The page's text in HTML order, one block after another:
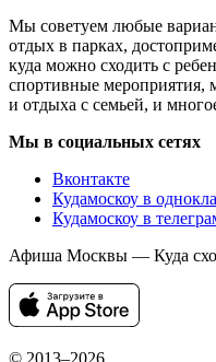
Мы советуем любые
отдых в парках,
куда можно сходить с
спортивные мероприятия,
и отдыха с семьей, и
Мы в социальных сетях
Вконтакте
Кудамоскоу в
Кудамоскоу в
Афиша Москвы — Куда